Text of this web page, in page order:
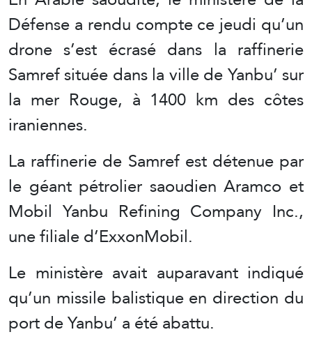
Défense a rendu compte ce jeudi qu’un
drone s’est écrasé dans la raffinerie
Samref située dans la ville de Yanbu’ sur
la mer Rouge, à 1400 km des côtes
iraniennes.
La raffinerie de Samref est détenue par
le géant pétrolier saoudien Aramco et
Mobil Yanbu Refining Company Inc.,
une filiale d’ExxonMobil.
Le ministère avait auparavant indiqué
qu’un missile balistique en direction du
port de Yanbu’ a été abattu.